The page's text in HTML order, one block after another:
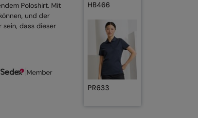
Poloshirt. Mit
und der
sein, dass dieser
HB466
PR633